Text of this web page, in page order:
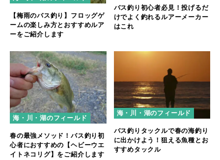
【梅雨のバス釣り】フロッグゲ
ームの楽しみ方とおすすめルア
ーをご紹介します
バス釣り初心者必見！投げるだ
けでよく釣れるルアーメーカー
はこれ
海・川・湖のフィールド
春の最強メソッド！バス釣り初
心者におすすめの【ヘビーウエ
イトネコリグ】をご紹介します
海・川・湖のフィールド
バス釣りタックルで春の海釣り
に出かけよう！狙える魚種とお
すすめタックル